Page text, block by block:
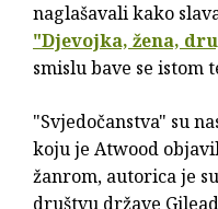
naglašavali kako
"Djevojka, žena,
smislu bave se istom
"Svjedočanstva" su
koju je Atwood
žanrom, autorica je
društvu države